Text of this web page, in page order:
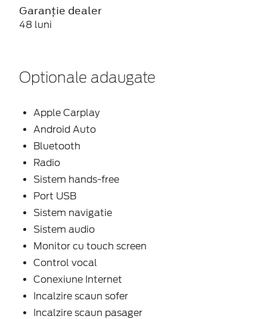
Garanție dealer
48 luni
Optionale adaugate
Apple Carplay
Android Auto
Bluetooth
Radio
Sistem hands-free
Port USB
Sistem navigatie
Sistem audio
Monitor cu touch screen
Control vocal
Conexiune Internet
Incalzire scaun sofer
Incalzire scaun pasager